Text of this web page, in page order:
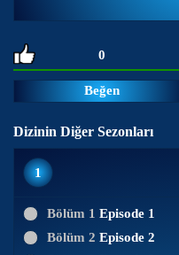
0
Beğen
Dizinin Diğer Sezonları
1
Bölüm 1 Episode 1
Bölüm 2 Episode 2